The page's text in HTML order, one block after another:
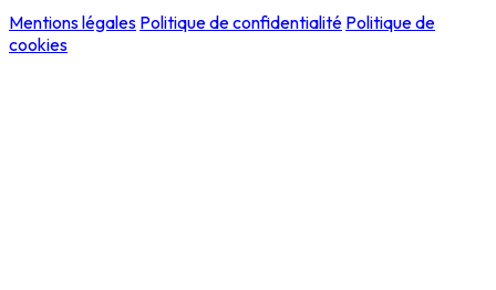
Mentions légales Politique de confidentialité Politique de
cookies